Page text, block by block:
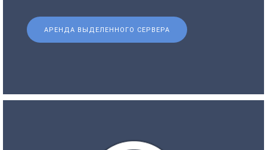
АРЕНДА ВЫДЕЛЕННОГО СЕРВЕРА